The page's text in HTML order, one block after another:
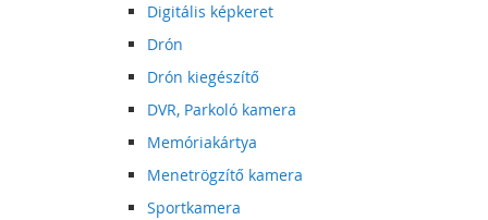
Digitális képkeret
Drón
Drón kiegészítő
DVR, Parkoló kamera
Memóriakártya
Menetrögzítő kamera
Sportkamera